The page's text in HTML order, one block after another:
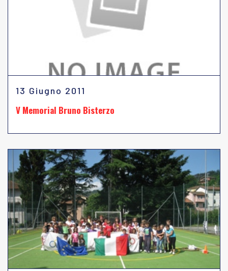
13 Giugno 2011
V Memorial Bruno Bisterzo